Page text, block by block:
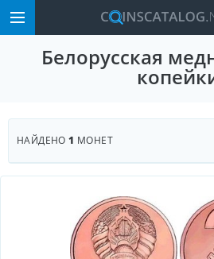
Белорусская
НАЙДЕНО1 МОНЕТ